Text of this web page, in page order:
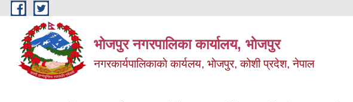
Skip to main content
भोजपुर नगरपालिका कार्यालय, भाेजपुर
नगरकार्यपालिकाकाे कार्यलय, भाेजपुर, कोशी प्रदेश, नेपाल